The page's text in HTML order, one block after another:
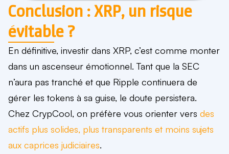
Conclusion : XRP, un risque
évitable ?
En définitive, investir dans XRP, c’est comme monter
dans un ascenseur émotionnel. Tant que la SEC
n’aura pas tranché et que Ripple continuera de
gérer les tokens à sa guise, le doute persistera.
Chez CrypCool, on préfère vous orienter vers des
actifs plus solides, plus transparents et moins sujets
aux caprices judiciaires.